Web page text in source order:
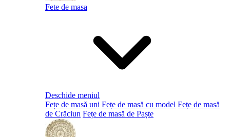
Fete de masa
Deschide meniul
Fețe de masă uni Fețe de masă cu model Fețe de masă
de Crăciun Fețe de masă de Paște​